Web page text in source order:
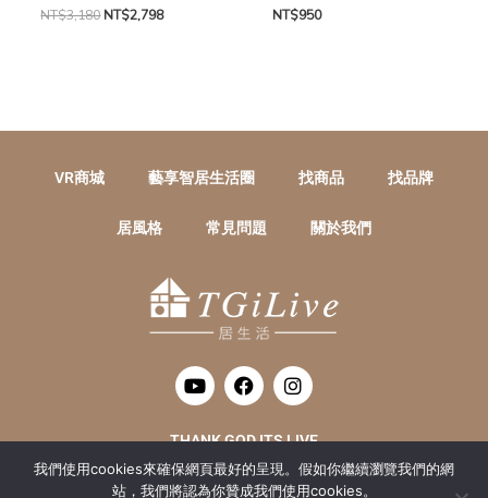
NT$3,180 NT$2,798 NT$950
VR商城 藝享智居生活圈 找商品 找品牌
居風格 常見問題 關於我們
Y
o
u
t
b
e
F
a
c
e
o
o
I
n
s
t
g
r
THANK GOD ITS LIVE
居生活數位整合有限公司 統編 : 52415016
我們使用cookies來確保網頁最好的呈現。假如你繼續瀏覽我們的網
站，我們將認為你贊成我們使用cookies。